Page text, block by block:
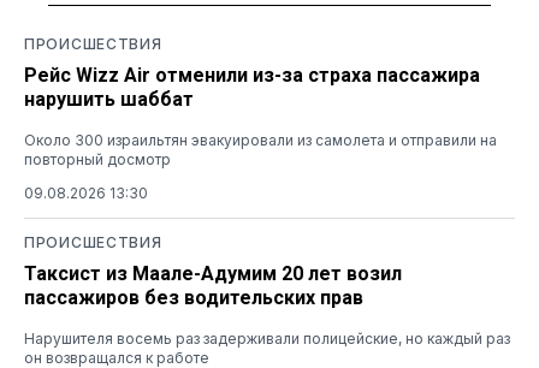
ПРОИСШЕСТВИЯ
Рейс Wizz Air отменили из-за страха пассажира
нарушить шаббат
Около 300 израильтян эвакуировали из самолета и отправили на
повторный досмотр
09.08.2026 13:30
ПРОИСШЕСТВИЯ
Таксист из Маале-Адумим 20 лет возил
пассажиров без водительских прав
Нарушителя восемь раз задерживали полицейские, но каждый раз
он возвращался к работе